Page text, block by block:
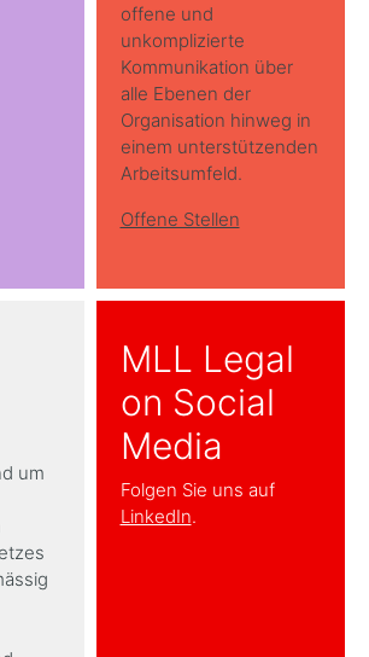
offene und
unkomplizierte
Kommunikation über
alle Ebenen der
Organisation hinweg in
einem unterstützenden
Arbeitsumfeld.
Offene Stellen
um
MLL Legal
on Social
Media
Folgen Sie uns auf
LinkedIn.